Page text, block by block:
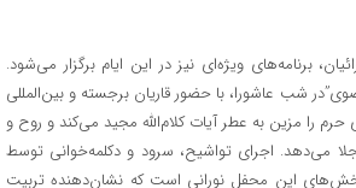
برنامه‌های ویژه‌ای نیز در این ایام برگزار می‌شود.
شب عاشورا، با حضور قاریان برجسته و بین‌المللی
حرم را مزین به عطر آیات کلام‌الله مجید می‌کند و روح و
جلا می‌دهد. اجرای تواشیح، سرود و دکلمه‌خوانی توسط
بخش‌های این محفل نورانی است که نشان‌دهنده تربیت